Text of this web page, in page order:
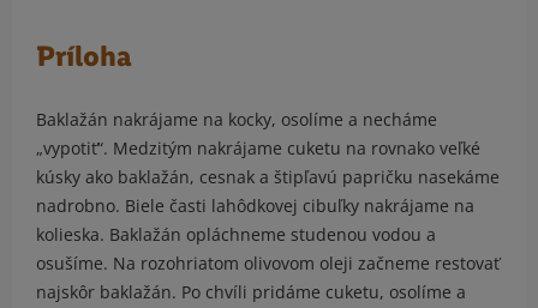
Príloha
Baklažán nakrájame na kocky, osolíme a necháme
„vypotiť“. Medzitým nakrájame cuketu na rovnako veľké
kúsky ako baklažán, cesnak a štipľavú papričku nasekáme
nadrobno. Biele časti lahôdkovej cibuľky nakrájame na
kolieska. Baklažán opláchneme studenou vodou a
osušíme. Na rozohriatom olivovom oleji začneme restovať
najskôr baklažán. Po chvíli pridáme cuketu, osolíme a